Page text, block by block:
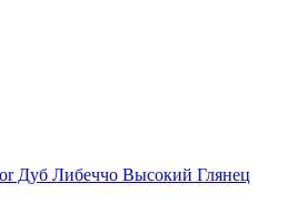
Дуб Либеччо Высокий Глянец